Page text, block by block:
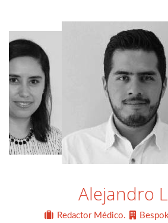
Alejandro
Redactor Médico.